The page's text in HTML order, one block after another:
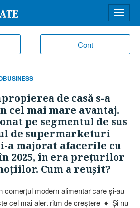
Cont
meniu
de casă s-a
cel mai mare avantaj.
pe segmentul de sus
de supermarketuri
a majorat afacerile cu
2025, în era preţurilor
Cum a reuşit?
comerţul modern alimentar care şi-au
cel mai alert ritm de creştere ♦ Şi nu